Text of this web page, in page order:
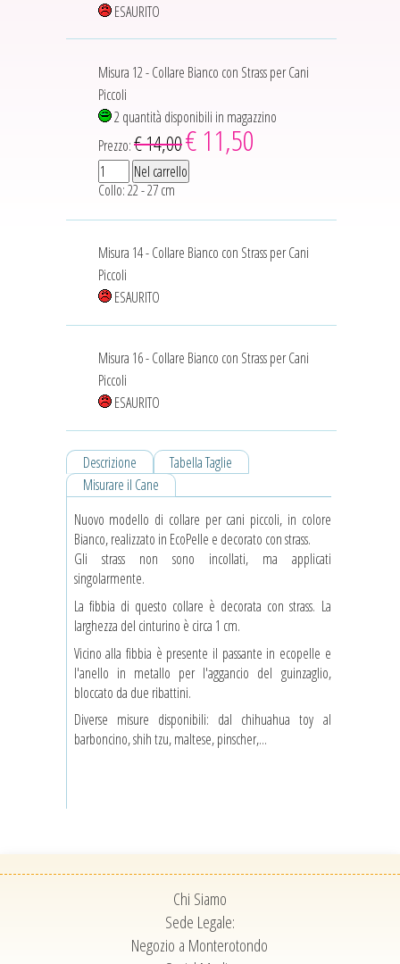
ESAURITO
Misura 12 - Collare Bianco con Strass per Cani
Piccoli
2 quantità disponibili in magazzino
Prezzo:€ 14,00€ 11,50
Collo: 22 - 27 cm
Misura 14 - Collare Bianco con Strass per Cani
Piccoli
ESAURITO
Misura 16 - Collare Bianco con Strass per Cani
Piccoli
ESAURITO
Descrizione
Tabella Taglie
Misurare il Cane
Nuovo modello di collare per cani piccoli, in colore
Bianco, realizzato in EcoPelle e decorato con strass.
Gli strass non sono incollati, ma applicati
singolarmente.
La fibbia di questo collare è decorata con strass. La
larghezza del cinturino è circa 1 cm.
Vicino alla fibbia è presente il passante in ecopelle e
l'anello in metallo per l'aggancio del guinzaglio,
bloccato da due ribattini.
Diverse misure disponibili: dal chihuahua toy al
barboncino, shih tzu, maltese, pinscher,...
Chi Siamo
Sede Legale:
Negozio a Monterotondo